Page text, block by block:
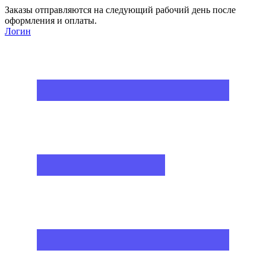
Заказы отправляются на следующий рабочий день после
оформления и оплаты.
Логин